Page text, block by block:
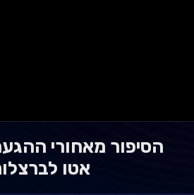
הסיפור מאחורי
אטו